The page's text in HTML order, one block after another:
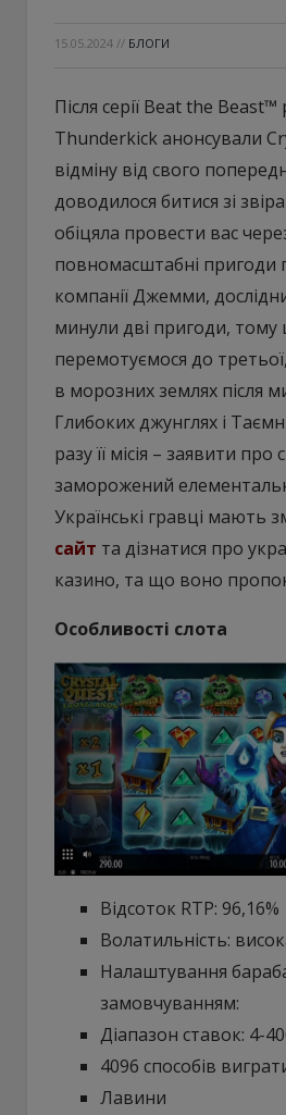
15.05.2024 // БЛОГИ
Після серії Beat the
Thunderkick анонсували
відміну від свого
доводилося битися зі
обіцяла провести вас
повномасштабні пригоди
компанії Джемми,
минули дві пригоди,
перемотуємося до
в морозних землях після
Глибоких джунглях і
разу її місія – заявити
заморожений
Українські гравці мають
сайт та дізнатися про
казино, та що воно
Особливості слота
Відсоток RTP: 96,16%
Волатильність:
Налаштування
замовчуванням:
Діапазон ставок: 4-
4096 способів
Лавини